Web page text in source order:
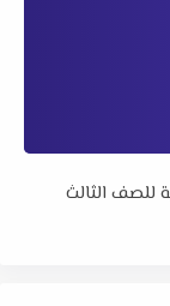
للصف الثالث